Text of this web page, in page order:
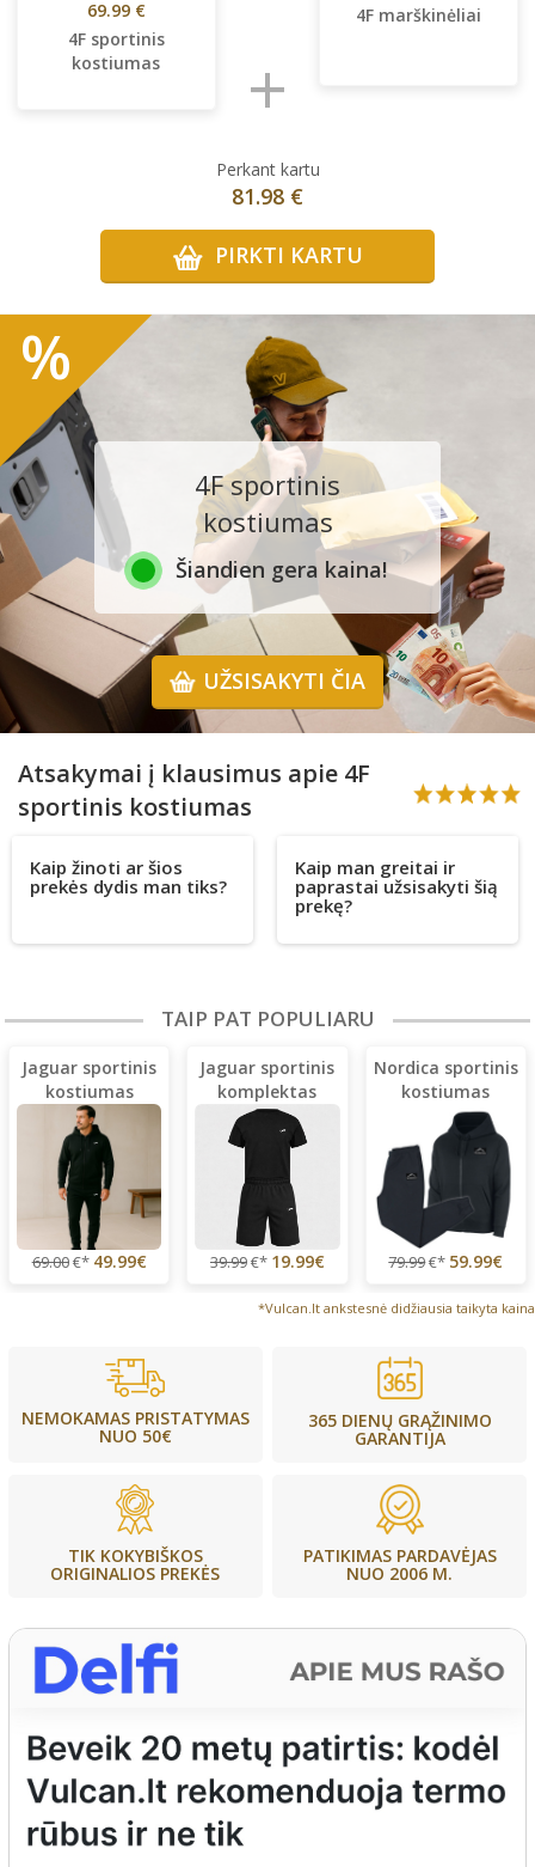
69.99 €
4F sportinis
kostiumas
+
4F marškinėliai
Perkant kartu
81.98 €
PIRKTI KARTU
4F sportinis
kostiumas
Šiandien gera kaina!
UŽSISAKYTI ČIA
%
Atsakymai į klausimus apie 4F
sportinis kostiumas
Kaip žinoti ar šios
prekės dydis man tiks?
Kaip man greitai ir
paprastai užsisakyti šią
prekę?
TAIP PAT POPULIARU
Jaguar sportinis
kostiumas
(lengvas)
69.00€* 49.99€
Jaguar sportinis
komplektas
39.99€* 19.99€
Nordica sportinis
kostiumas
(lengvas)
79.99€* 59.99€
*Vulcan.lt ankstesnė didžiausia taikyta kaina
NEMOKAMAS PRISTATYMAS
NUO 50€
365 DIENŲ GRĄŽINIMO
GARANTIJA
TIK KOKYBIŠKOS
ORIGINALIOS PREKĖS
PATIKIMAS PARDAVĖJAS
NUO 2006 M.